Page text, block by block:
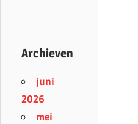
Archieven
juni
2026
mei